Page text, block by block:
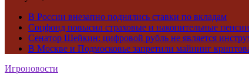
В России внезапно поднялись ставки по вкладам
Соцфонд повысил страховые и накопительные
Сенатор Шейкин: цифровой рубль не является
В Москве и Подмосковье запретили майнинг
Игроновости